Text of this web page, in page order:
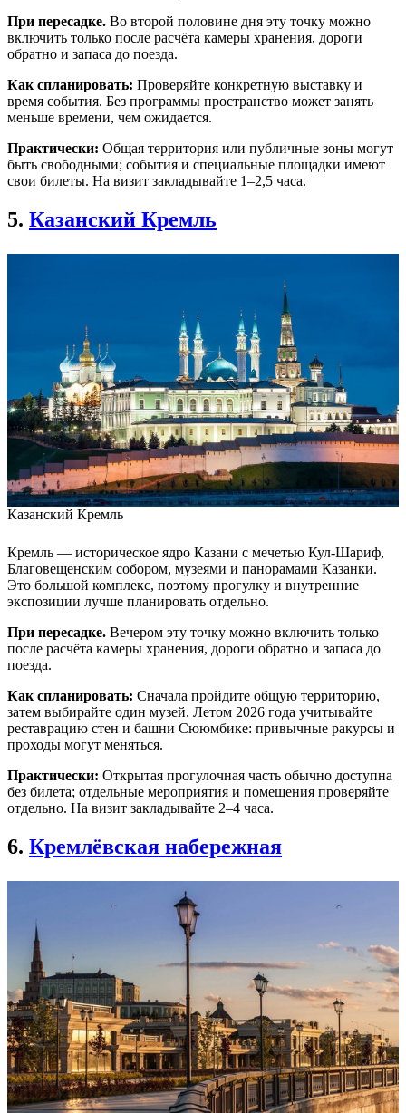
При пересадке. Во второй половине дня эту точку можно
включить только после расчёта камеры хранения, дороги
обратно и запаса до поезда.
Как спланировать: Проверяйте конкретную выставку и
время события. Без программы пространство может занять
меньше времени, чем ожидается.
Практически: Общая территория или публичные зоны могут
быть свободными; события и специальные площадки имеют
свои билеты. На визит закладывайте 1–2,5 часа.
5. Казанский Кремль
Казанский Кремль
Кремль — историческое ядро Казани с мечетью Кул-Шариф,
Благовещенским собором, музеями и панорамами Казанки.
Это большой комплекс, поэтому прогулку и внутренние
экспозиции лучше планировать отдельно.
При пересадке. Вечером эту точку можно включить только
после расчёта камеры хранения, дороги обратно и запаса до
поезда.
Как спланировать: Сначала пройдите общую территорию,
затем выбирайте один музей. Летом 2026 года учитывайте
реставрацию стен и башни Сююмбике: привычные ракурсы и
проходы могут меняться.
Практически: Открытая прогулочная часть обычно доступна
без билета; отдельные мероприятия и помещения проверяйте
отдельно. На визит закладывайте 2–4 часа.
6. Кремлёвская набережная